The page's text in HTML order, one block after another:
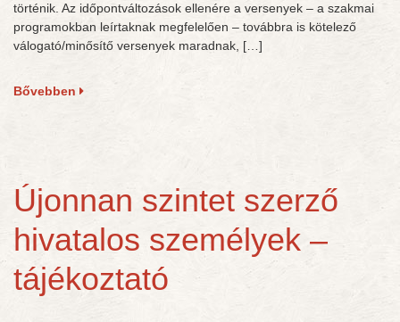
történik. Az időpontváltozások ellenére a versenyek – a szakmai
programokban leírtaknak megfelelően – továbbra is kötelező
válogató/minősítő versenyek maradnak, […]
Bővebben
Újonnan szintet szerző
hivatalos személyek –
tájékoztató